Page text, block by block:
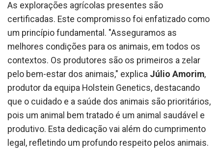
As explorações agrícolas presentes são
certificadas. Este compromisso foi enfatizado como
um princípio fundamental. "Asseguramos as
melhores condições para os animais, em todos os
contextos. Os produtores são os primeiros a zelar
pelo bem-estar dos animais," explica Júlio Amorim,
produtor da equipa Holstein Genetics, destacando
que o cuidado e a saúde dos animais são prioritários,
pois um animal bem tratado é um animal saudável e
produtivo. Esta dedicação vai além do cumprimento
legal, refletindo um profundo respeito pelos animais.